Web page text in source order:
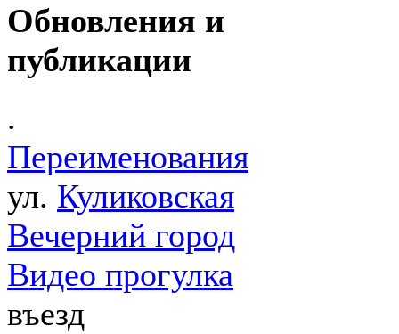
Обновления и
публикации
.
Переименования
ул. Куликовская
Вечерний город
Видео прогулка
въезд